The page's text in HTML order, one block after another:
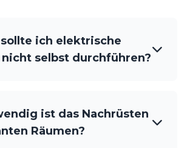
ich elektrische
selbst durchführen?
ist das Nachrüsten
Räumen?